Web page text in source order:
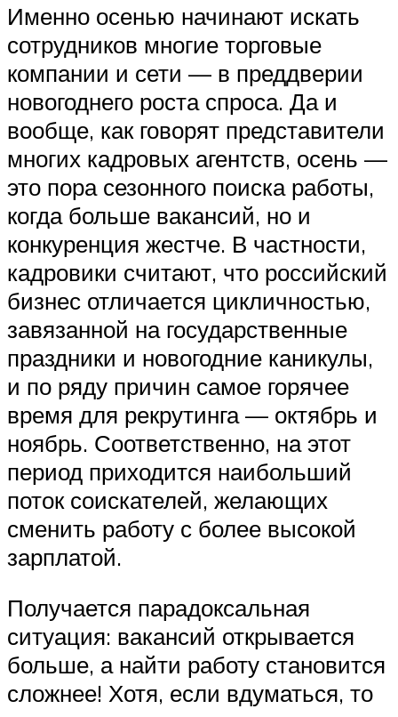
Именно осенью начинают искать
сотрудников многие торговые
компании и сети — в преддверии
новогоднего роста спроса. Да и
вообще, как говорят представители
многих кадровых агентств, осень —
это пора сезонного поиска работы,
когда больше вакансий, но и
конкуренция жестче. В частности,
кадровики считают, что российский
бизнес отличается цикличностью,
завязанной на государственные
праздники и новогодние каникулы,
и по ряду причин самое горячее
время для рекрутинга — октябрь и
ноябрь. Соответственно, на этот
период приходится наибольший
поток соискателей, желающих
сменить работу с более высокой
зарплатой.
Получается парадоксальная
ситуация: вакансий открывается
больше, а найти работу становится
сложнее! Хотя, если вдуматься, то